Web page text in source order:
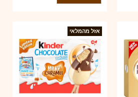
אזל מהמלאי